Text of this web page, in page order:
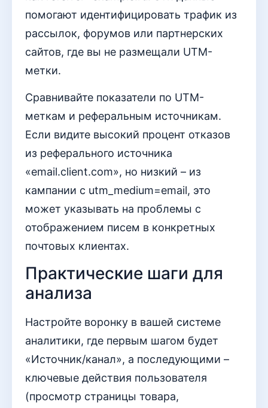
помогают идентифицировать трафик из
рассылок, форумов или партнерских
сайтов, где вы не размещали UTM-
метки.
Сравнивайте показатели по UTM-
меткам и реферальным источникам.
Если видите высокий процент отказов
из реферального источника
«email.client.com», но низкий – из
кампании с utm_medium=email, это
может указывать на проблемы с
отображением писем в конкретных
почтовых клиентах.
Практические шаги для
анализа
Настройте воронку в вашей системе
аналитики, где первым шагом будет
«Источник/канал», а последующими –
ключевые действия пользователя
(просмотр страницы товара,